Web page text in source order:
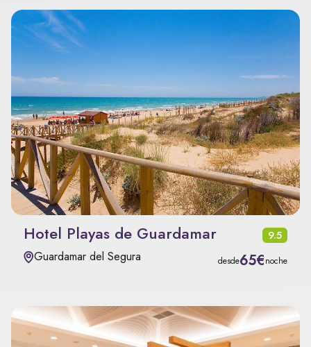
Hotel Playas de Guardamar 9.5
Guardamar del Segura desde65€noche